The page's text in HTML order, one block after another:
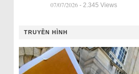
07/07/2026 - 2.345 Views
TRUYỀN HÌNH